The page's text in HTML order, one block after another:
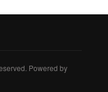
Powered by